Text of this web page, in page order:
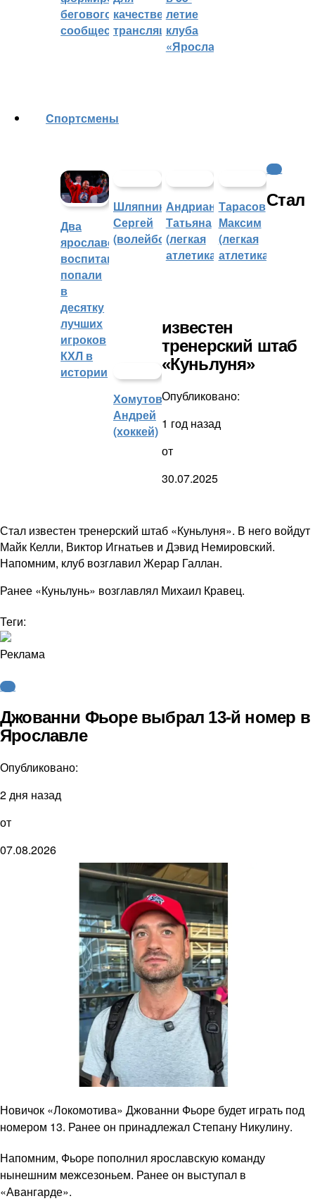
бегового
сообщества
качественных
трансляций
летие
клуба
«Ярославич»
Cпортсмены
Два
ярославских
воспитанника
попали
в
десятку
лучших
игроков
КХЛ в
истории
Шляпников
Сергей
(волейбол)
Андрианова
Татьяна
(легкая
атлетика)
Тарасов
Максим
(легкая
атлетика)
Хомутов
Андрей
(хоккей)
КХЛ
Стал
известен
тренерский штаб
«Куньлуня»
Опубликовано:
1 год назад
от
30.07.2025
Стал известен тренерский штаб «Куньлуня». В него войдут
Майк Келли, Виктор Игнатьев и Дэвид Немировский.
Напомним, клуб возглавил Жерар Галлан.
Ранее «Куньлунь» возглавлял Михаил Кравец.
Теги:
Реклама
КХЛ
Джованни Фьоре выбрал 13-й номер в
Ярославле
Опубликовано:
2 дня назад
от
07.08.2026
Новичок «Локомотива» Джованни Фьоре будет играть под
номером 13. Ранее он принадлежал Степану Никулину.
Напомним, Фьоре пополнил ярославскую команду
нынешним межсезоньем. Ранее он выступал в
«Авангарде».